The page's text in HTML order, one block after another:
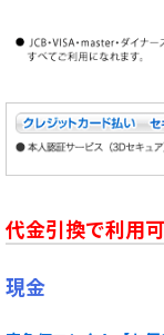
代金引換で利用
現金